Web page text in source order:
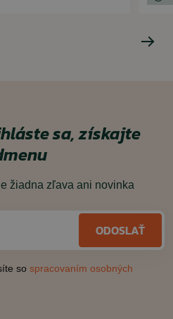
sa, získajte
žiadna zľava ani novinka
ODOSLAŤ
so spracovaním osobných